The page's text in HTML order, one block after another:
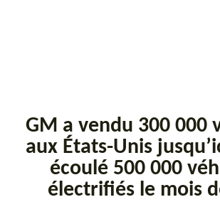
GM a vendu 300 000
aux États-Unis
écoulé 500 000
électrifiés le mois